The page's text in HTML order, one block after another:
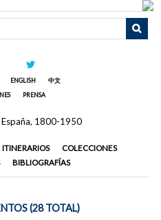
ENGLISH
中文
PRENSA
ITINERARIOS
COLECCIONES
BIBLIOGRAFÍAS
(28 TOTAL)